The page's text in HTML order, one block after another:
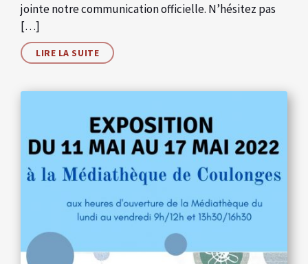
jointe notre communication officielle. N’hésitez pas
[…]
LIRE LA SUITE